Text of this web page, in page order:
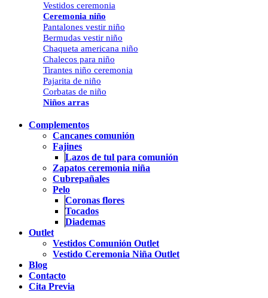
Vestidos ceremonia
Ceremonia niño
Pantalones vestir niño
Bermudas vestir niño
Chaqueta americana niño
Chalecos para niño
Tirantes niño ceremonia
Pajarita de niño
Corbatas de niño
Niños arras
Complementos
Cancanes comunión
Fajines
Lazos de tul para comunión
Zapatos ceremonia niña
Cubrepañales
Pelo
Coronas flores
Tocados
Diademas
Outlet
Vestidos Comunión Outlet
Vestido Ceremonia Niña Outlet
Blog
Contacto
Cita Previa